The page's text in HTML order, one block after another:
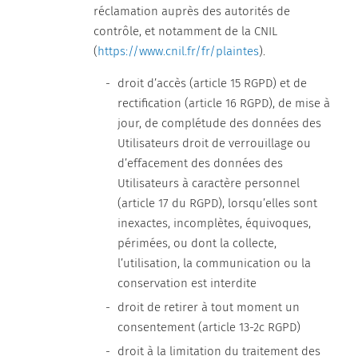
réclamation auprès des autorités de
contrôle, et notamment de la CNIL
(https://www.cnil.fr/fr/plaintes).
droit d’accès (article 15 RGPD) et de
rectification (article 16 RGPD), de mise à
jour, de complétude des données des
Utilisateurs droit de verrouillage ou
d’effacement des données des
Utilisateurs à caractère personnel
(article 17 du RGPD), lorsqu’elles sont
inexactes, incomplètes, équivoques,
périmées, ou dont la collecte,
l’utilisation, la communication ou la
conservation est interdite
droit de retirer à tout moment un
consentement (article 13-2c RGPD)
droit à la limitation du traitement des